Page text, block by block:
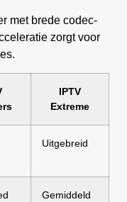
met brede codec-
zorgt voor
IPTV
Extreme
Uitgebreid
Gemiddeld